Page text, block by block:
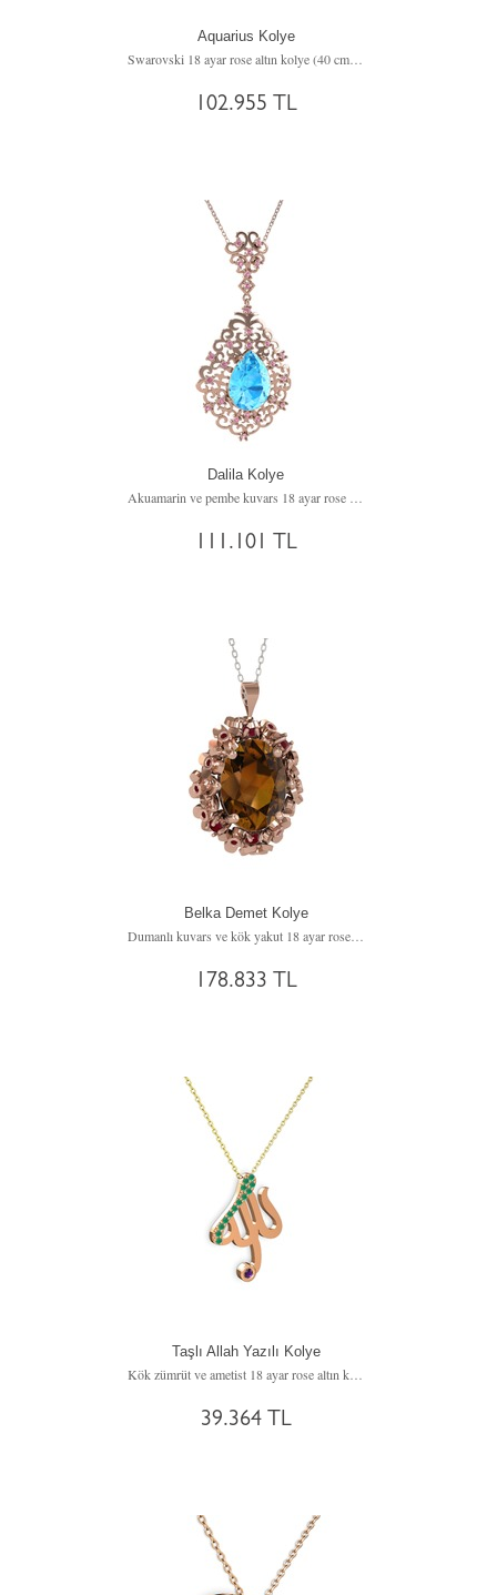
Aquarius Kolye
Swarovski 18 ayar rose altın kolye (40 cm altın rolo zincir)
102.955 TL
Dalila Kolye
111.101 TL
Belka Demet Kolye
Dumanlı kuvars ve kök yakut 18 ayar rose altın kolye (40 cm beyaz altın rolo zincir)
178.833 TL
Taşlı Allah Yazılı Kolye
Kök zümrüt ve ametist 18 ayar rose altın kolye (40 cm altın rolo zincir)
39.364 TL